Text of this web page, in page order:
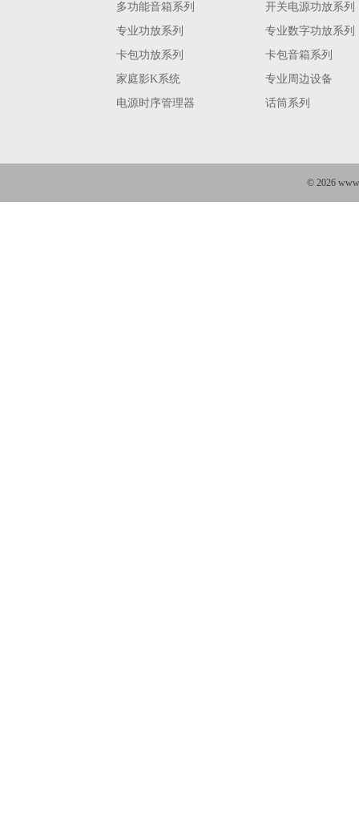
多功能音箱系列
开关电源功放系列
专业功放系列
专业数字功放系列
卡包功放系列
卡包音箱系列
家庭影K系统
专业周边设备
电源时序管理器
话筒系列
© 2026